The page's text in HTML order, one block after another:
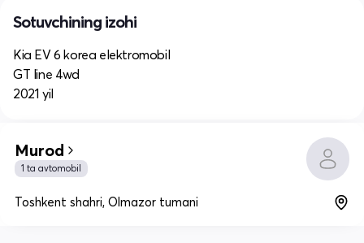
Sotuvchining izohi
Kia EV 6 korea elektromobil
GT line 4wd
2021 yil
Murod
1 ta avtomobil
Toshkent shahri, Olmazor tumani